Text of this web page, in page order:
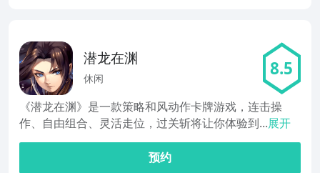
潜龙在渊
休闲 8.5
《潜龙在渊》是一款策略和风动作卡牌游戏，连击操
作、自由组合、灵活走位，过关斩将让你体验到...展开
预约